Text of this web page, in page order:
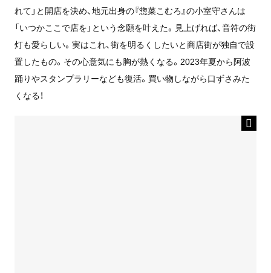
れて」と開店を決め、地元出身の『惣菜こむろ』の小室守さんは
「いつかここで店を」という念願を叶えた。見上げれば、音符の街
灯も愛らしい。実はこれ、街を明るくしたいと商店街が独自で設
置したもの。その心意気にも胸が熱くなる。2023年夏から阿波
踊りやスタンプラリーなども復活。買い物しながら口ずさみた
くなる！